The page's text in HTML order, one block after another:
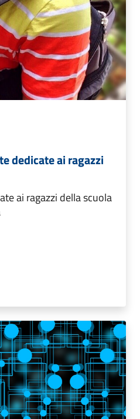
dedicate ai ragazzi
ai ragazzi della scuola